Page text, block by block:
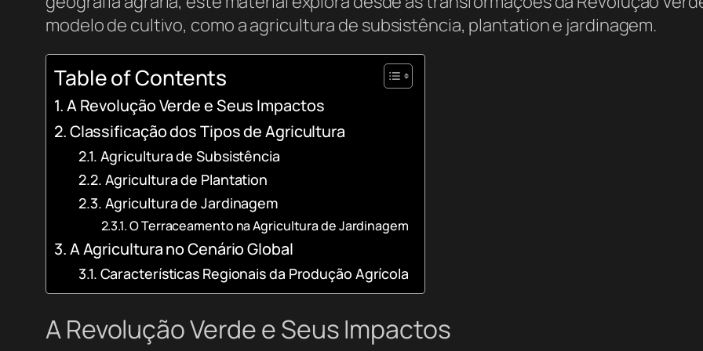
modelo de cultivo, como a agricultura de subsistência, plantation e jardinagem.
Table of Contents
A Revolução Verde e Seus Impactos
Classificação dos Tipos de Agricultura
Agricultura de Subsistência
Agricultura de Plantation
Agricultura de Jardinagem
O Terraceamento na Agricultura de Jardinagem
A Agricultura no Cenário Global
Características Regionais da Produção Agrícola
A Revolução Verde e Seus Impactos